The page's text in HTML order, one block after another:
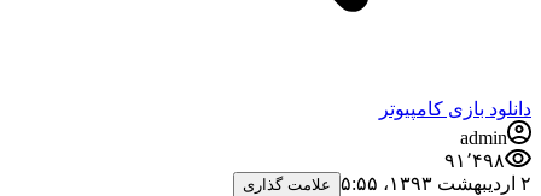
دانلود بازی کامپیوتر
admin
۹۱٬۴۹۸
۲ اردیبهشت ۱۳۹۳،‏ ۵:۵۵
علامت گذاری